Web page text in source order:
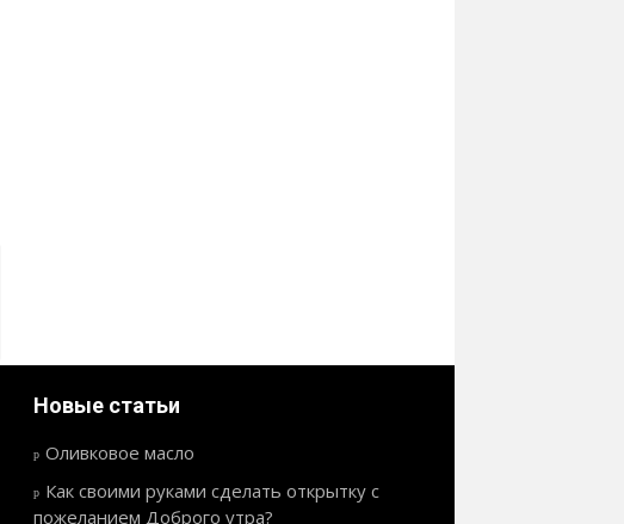
Новые статьи
Оливковое масло
Как своими руками сделать открытку с
пожеланием Доброго утра?